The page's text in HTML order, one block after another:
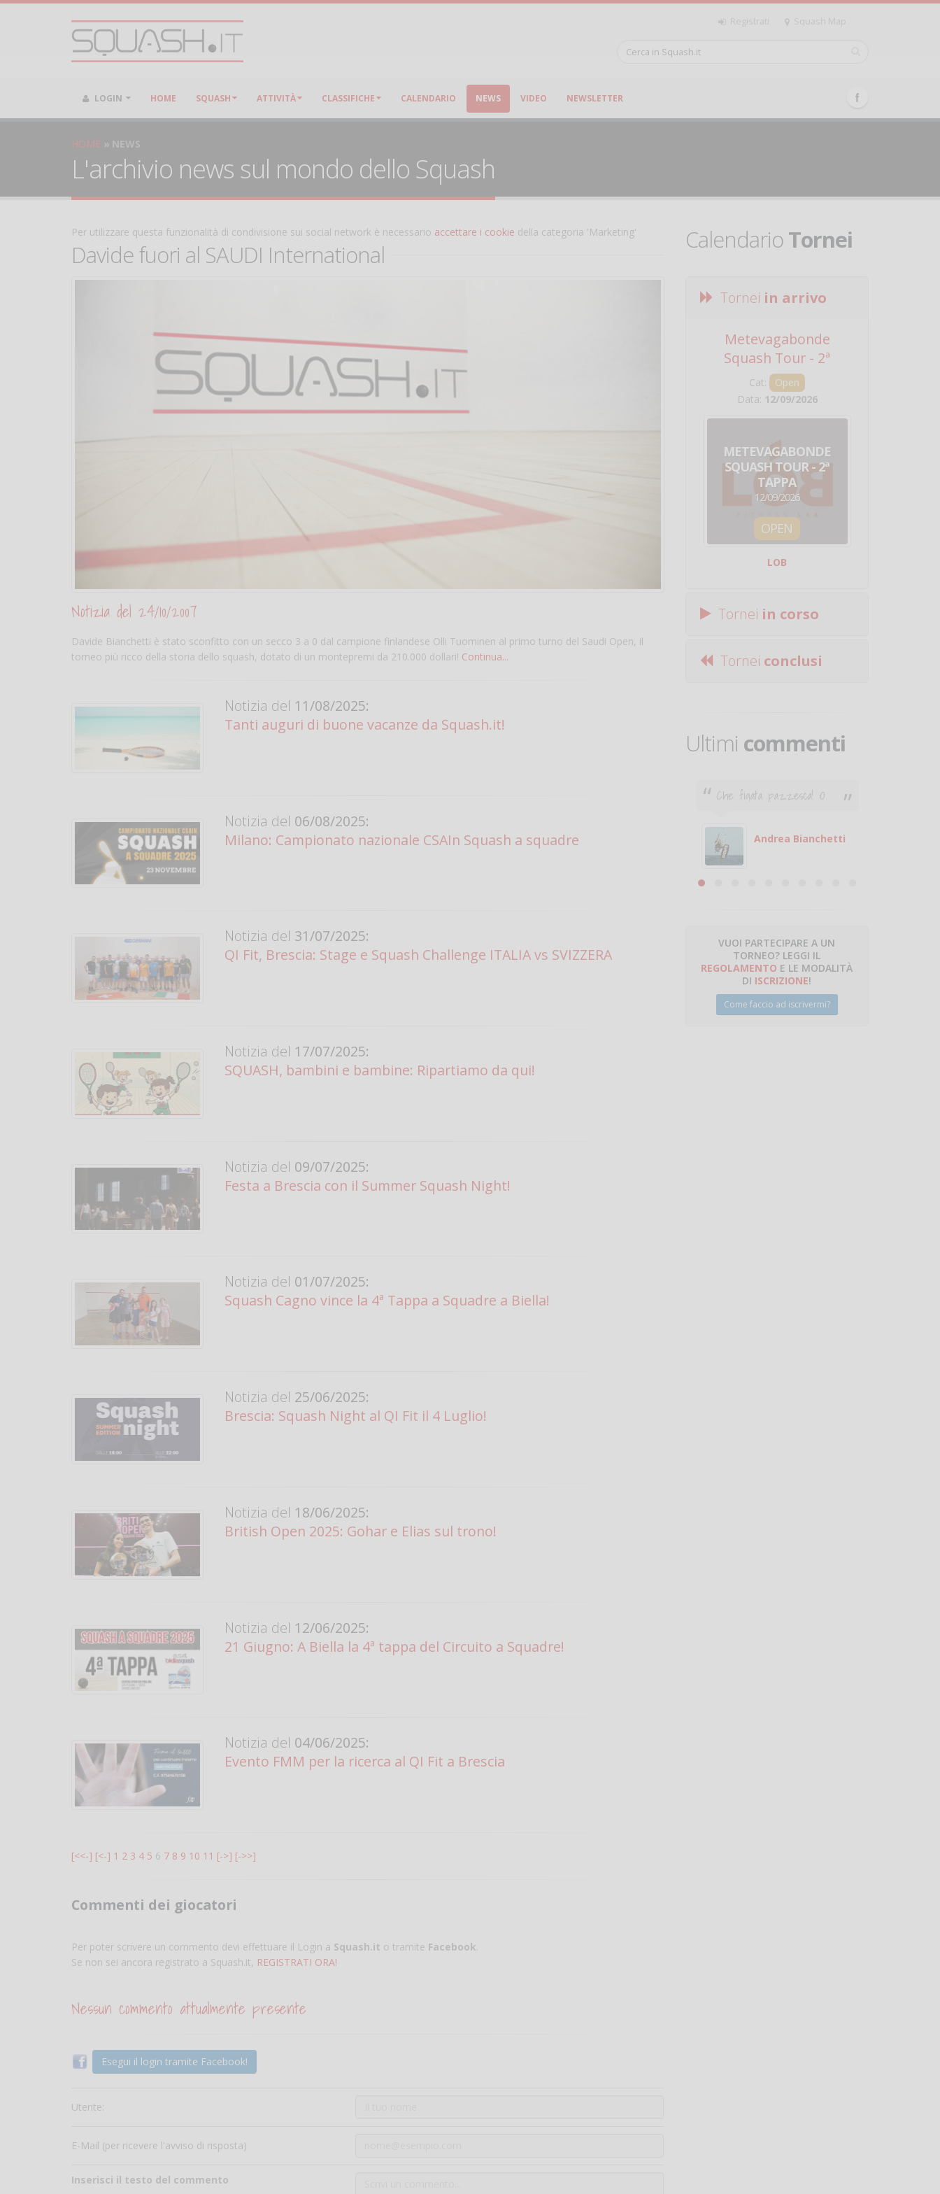
Registrati Squash Map
LOGIN HOME SQUASH ATTIVITÀ CLASSIFICHE CALENDARIO NEWS VIDEO NEWSLETTER
HOME NEWS
L'archivio news sul mondo dello Squash
Per utilizzare questa funzionalità di condivisione sui social network è necessario accettare i cookie della categoria 'Marketing'
Davide fuori al SAUDI International
Notizia del 24/10/2007
Davide Bianchetti è stato sconfitto con un secco 3 a 0 dal campione finlandese Olli Tuominen al primo turno del Saudi Open, il
torneo più ricco della storia dello squash, dotato di un montepremi da 210.000 dollari! Continua...
Notizia del 11/08/2025:
Tanti auguri di buone vacanze da Squash.it!
Notizia del 06/08/2025:
Milano: Campionato nazionale CSAIn Squash a squadre
Notizia del 31/07/2025:
QI Fit, Brescia: Stage e Squash Challenge ITALIA vs SVIZZERA
Notizia del 17/07/2025:
SQUASH, bambini e bambine: Ripartiamo da qui!
Notizia del 09/07/2025:
Festa a Brescia con il Summer Squash Night!
Notizia del 01/07/2025:
Squash Cagno vince la 4ª Tappa a Squadre a Biella!
Notizia del 25/06/2025:
Brescia: Squash Night al QI Fit il 4 Luglio!
Notizia del 18/06/2025:
British Open 2025: Gohar e Elias sul trono!
Notizia del 12/06/2025:
21 Giugno: A Biella la 4ª tappa del Circuito a Squadre!
Notizia del 04/06/2025:
Evento FMM per la ricerca al QI Fit a Brescia
[<<-] [<-] 1 2 3 4 5 6 7 8 9 10 11 [->] [->>]
Commenti dei giocatori
Per poter scrivere un commento devi effettuare il Login a Squash.it o tramite Facebook.
Se non sei ancora registrato a Squash.it, REGISTRATI ORA!
Nessun commento attualmente presente
Esegui il login tramite Facebook!
Utente:
E-Mail (per ricevere l'avviso di risposta)
Inserisci il testo del commento
CalendarioTornei
Tornei in arrivo
Metevagabonde
Squash Tour - 2ª
Tappa
Cat:
Open
Data: 12/09/2026
METEVAGABONDE
SQUASH TOUR - 2ª
TAPPA
12/09/2026
OPEN
LOB
Tornei in corso
Tornei conclusi
Ultimi commenti
il campo per giocare con
un mio amico?
Vanessa Catalano
Che figata pazzesca! :O
Andrea Bianchetti
VUOI PARTECIPARE A UN
TORNEO? LEGGI IL
REGOLAMENTO E LE MODALITÀ
DI ISCRIZIONE!
Come faccio ad iscrivermi?